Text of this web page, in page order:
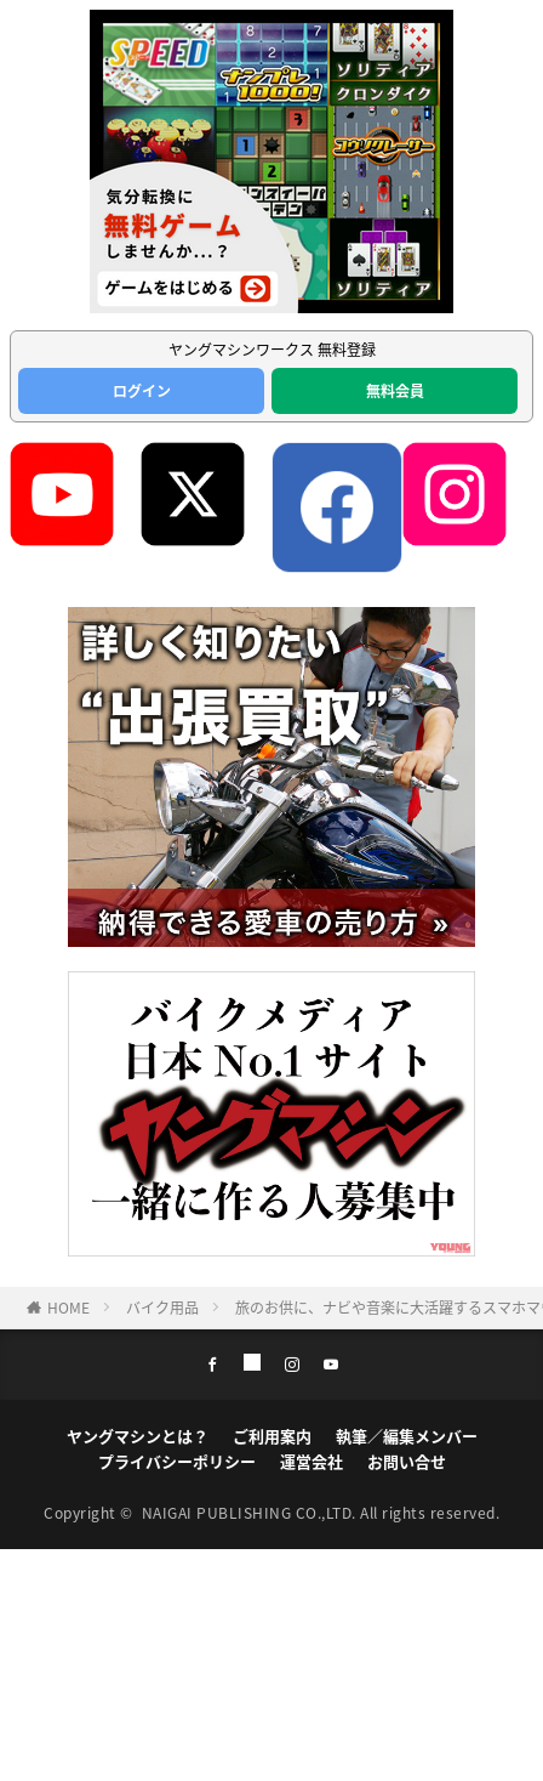
ヤングマシンワークス 無料登録
ログイン
無料会員
HOME バイク用品 旅のお供に、ナビや音楽に大活躍するスマホ
ヤングマシンとは？ ご利用案内
執筆／編集メンバー
プライバシーポリシー
運営会社 お問い合せ
Copyright © NAIGAI PUBLISHING CO.,LTD. All rights reserved.